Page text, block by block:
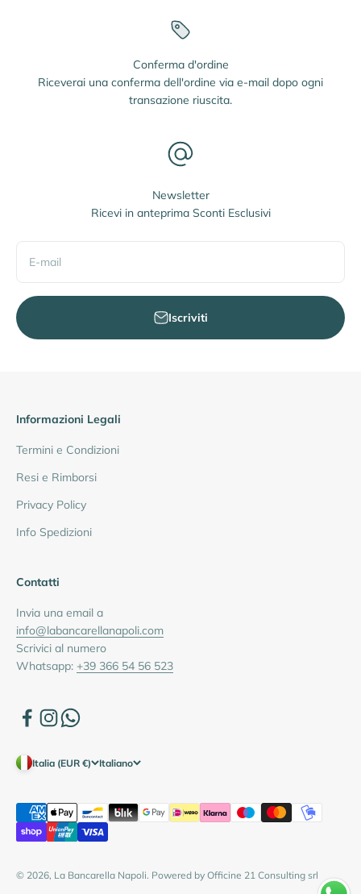
Conferma d'ordine
Riceverai una conferma dell'ordine via e-mail dopo ogni
transazione riuscita.
Newsletter
Ricevi in anteprima Sconti Esclusivi
E-mail
Iscriviti
Informazioni Legali
Termini e Condizioni
Resi e Rimborsi
Privacy Policy
Info Spedizioni
Contatti
Invia una email a
info@labancarellanapoli.com
Scrivici al numero
Whatsapp: +39 366 54 56 523
Italia (EUR €) Italiano
© 2026, La Bancarella Napoli. Powered by Officine 21 Consulting srl